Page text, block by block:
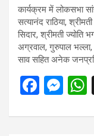
कार्यक्रम में लोकसभा
सत्यानंद राठिया,
सिदार, श्रीमती
अग्रवाल, गुरुपाल भल्ला,
साव सहित अनेक
F
ce
M
se